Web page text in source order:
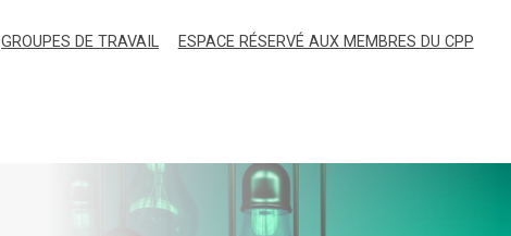
GROUPES DE TRAVAIL ESPACE RÉSERVÉ AUX MEMBRES DU CPP